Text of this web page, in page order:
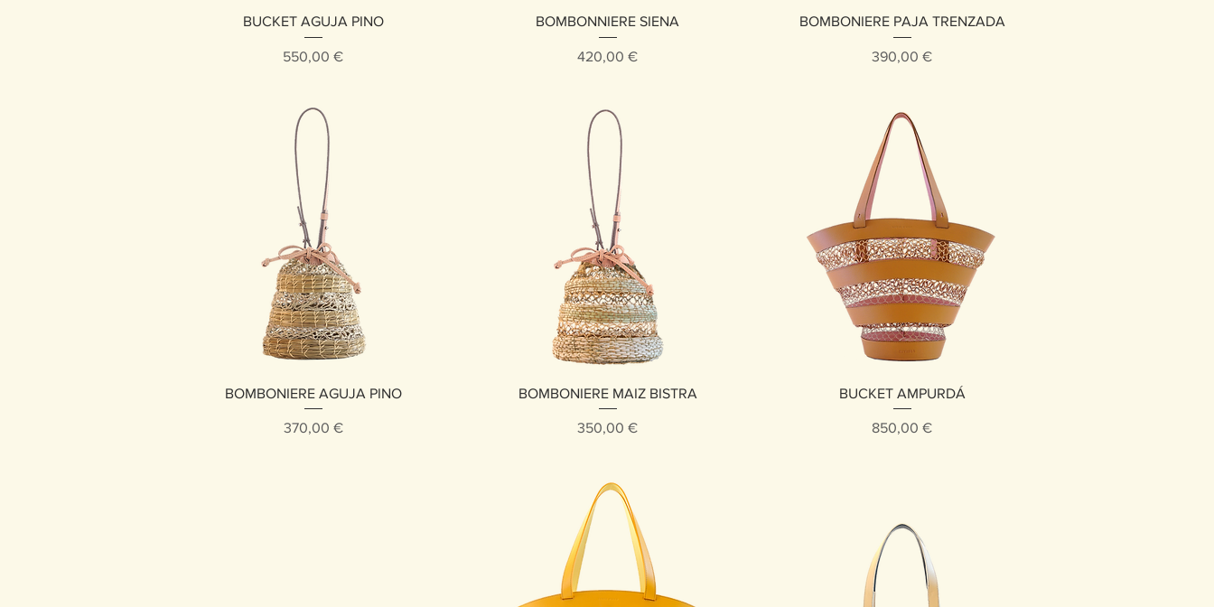
Vista rápida
BUCKET AGUJA PINO
Precio
550,00 €
Vista rápida
BOMBONNIERE SIENA
Precio
420,00 €
Vista rápida
BOMBONIERE PAJA TRENZADA
Precio
390,00 €
Vista rápida
BOMBONIERE AGUJA PINO
Precio
370,00 €
Vista rápida
BOMBONIERE MAIZ BISTRA
Precio
350,00 €
Vista rápida
BUCKET AMPURDÁ
Precio
850,00 €